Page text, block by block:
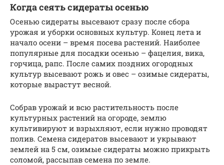
Когда сеять сидераты осенью
Осенью сидераты высевают сразу после сбора
урожая и уборки основных культур. Конец лета и
начало осени – время посева растений. Наиболее
популярные для посадки осенью – фацелия, вика,
горчица, рапс. После самих поздних огородных
культур высевают рожь и овес – озимые сидераты,
которые вырастут весной.
Собрав урожай и всю растительность после
культурных растений на огороде, землю
культивируют и взрыхляют, если нужно проводят
полив. Семена сидератов высевают и укрывают
землей на 5 см, озимые сидераты можно прикрыть
соломой, рассыпав семена по земле.